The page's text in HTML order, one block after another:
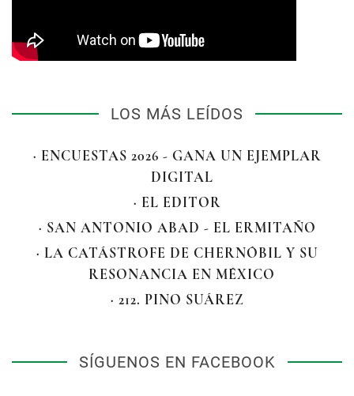
LOS MÁS LEÍDOS
· ENCUESTAS 2026 - GANA UN EJEMPLAR
DIGITAL
· EL EDITOR
· SAN ANTONIO ABAD - EL ERMITAÑO
· LA CATÁSTROFE DE CHERNÓBIL Y SU
RESONANCIA EN MÉXICO
· 212. PINO SUÁREZ
SÍGUENOS EN FACEBOOK